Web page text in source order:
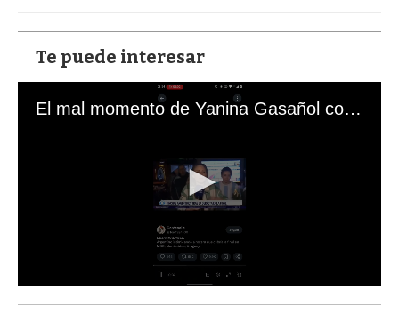
Te puede interesar
El mal momento de Yanina Gasañol con un hincha argentino en "Subrayado"
s